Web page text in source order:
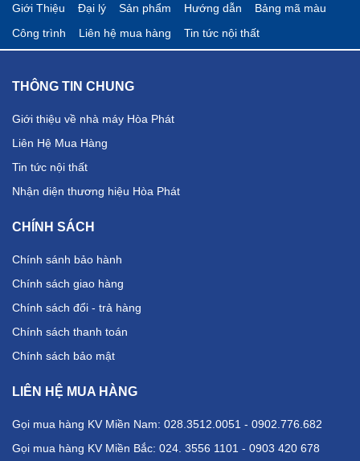
Giới Thiệu Đại lý Sản phẩm Hướng dẫn
Bảng mã màu
Công trình
Liên hệ mua hàng Tin tức nội thất
THÔNG TIN CHUNG
Giới thiệu về nhà máy Hòa Phát
Liên Hệ Mua Hàng
Tin tức nội thất
Nhận diện thương hiệu Hòa Phát
CHÍNH SÁCH
Chính sánh bảo hành
Chính sách giao hàng
Chính sách đổi - trả hàng
Chính sách thanh toán
Chính sách bảo mật
LIÊN HỆ MUA HÀNG
Gọi mua hàng KV Miền Nam: 028.3512.0051 - 0902.776.682
Gọi mua hàng KV Miền Bắc: 024. 3556 1101 - 0903 420 678